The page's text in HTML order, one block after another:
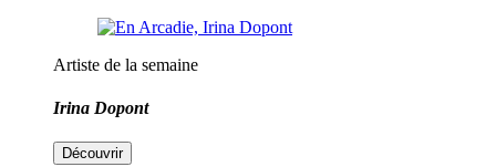
Artiste de la semaine
Irina Dopont
Découvrir